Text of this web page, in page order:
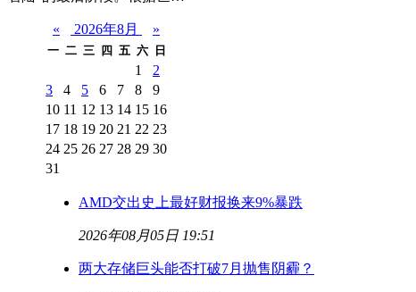
« 2026年8月 »
一 二 三 四 五 六 日
1
2
3
4 5 6 7 8
9
10 11 12 13 14 15 16
17 18 19 20 21 22 23
24 25 26 27 28 29 30
31
AMD交出史上最好财报换来9%暴跌
2026年08月05日 19:51
两大存储巨头能否打破7月抛售阴霾？